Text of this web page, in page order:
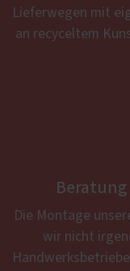
Lieferwegen mit
an recyceltem
Die Montage
wir nicht